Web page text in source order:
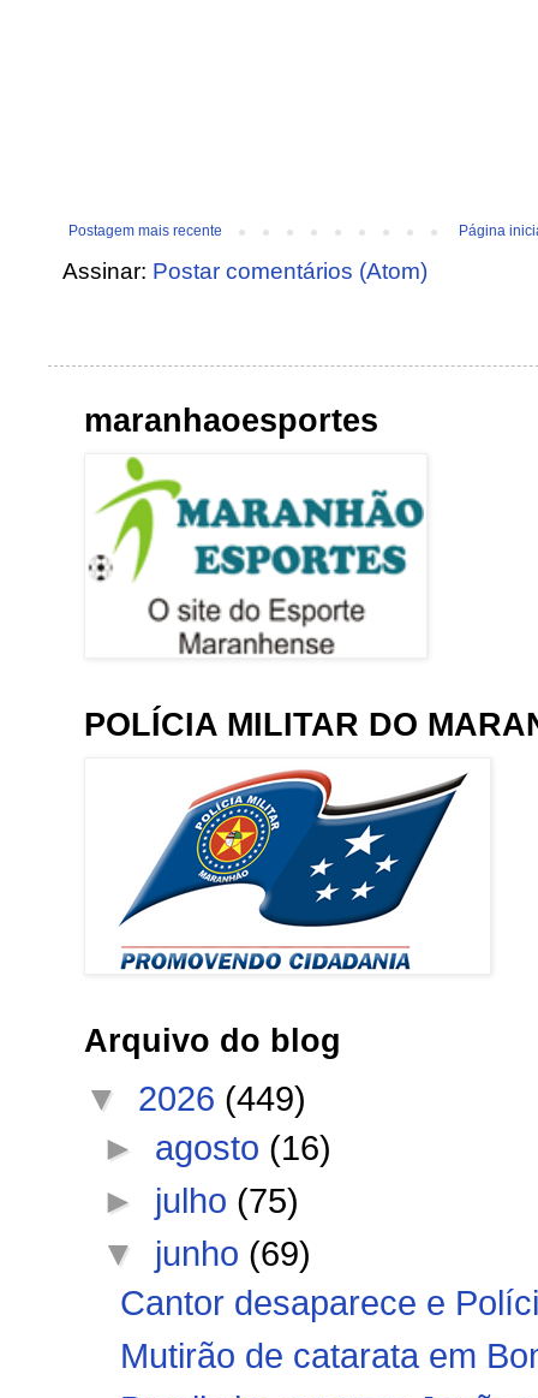
Postagem mais recente Página
Assinar: Postar comentários (Atom)
maranhaoesportes
POLÍCIA MILITAR DO
Arquivo do blog
▼ 2026 (449)
► agosto (16)
► julho (75)
▼ junho (69)
Cantor desaparece e
Mutirão de catarata em